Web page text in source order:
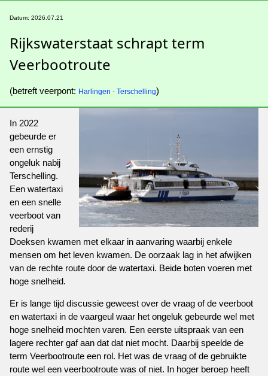
Datum: 2026.07.21
Rijkswaterstaat schrapt term
Veerbootroute
(betreft veerpont: Harlingen - Terschelling)
In 2022
gebeurde er
een ernstig
ongeluk nabij
Terschelling.
Een watertaxi
en een snelle
veerboot van
rederij
Doeksen kwamen met elkaar in aanvaring waarbij enkele
mensen om het leven kwamen. De oorzaak lag in het afwijken
van de rechte route door de watertaxi. Beide boten voeren met
hoge snelheid.
Er is lange tijd discussie geweest over de vraag of de veerboot
en watertaxi in de vaargeul waar het ongeluk gebeurde wel met
hoge snelheid mochten varen. Een eerste uitspraak van een
lagere rechter gaf aan dat dat niet mocht. Daarbij speelde de
term Veerbootroute een rol. Het was de vraag of de gebruikte
route wel een veerbootroute was of niet. In hoger beroep heeft